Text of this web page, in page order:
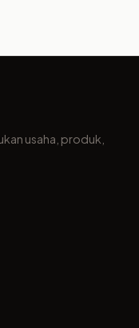
usaha, produk,